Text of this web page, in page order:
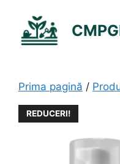
conținut
Prima pagină /
REDUCERI!